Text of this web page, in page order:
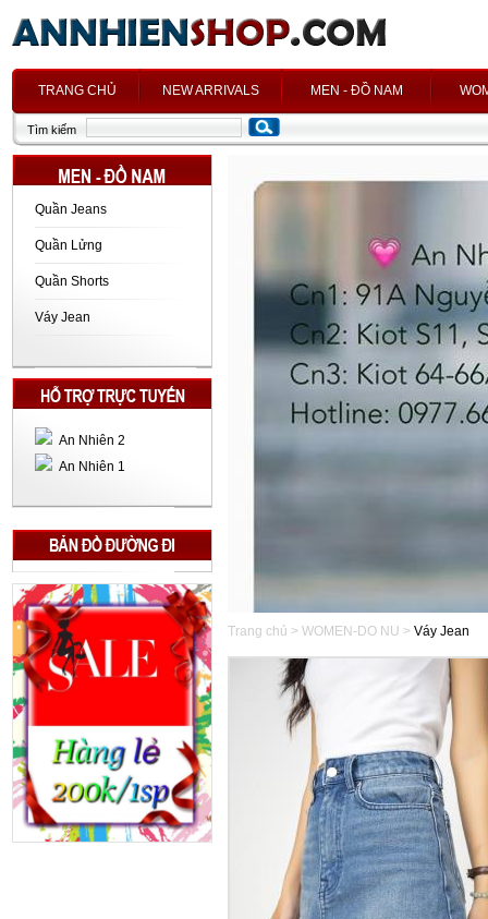
TRANG CHỦ NEW ARRIVALS MEN - ĐỒ NAM
Tìm kiếm
Quần Jeans
Quần Lửng
Quần Shorts
Váy Jean
An Nhiên 2
An Nhiên 1
Trang chủ > WOMEN-DO NU > Váy Jean